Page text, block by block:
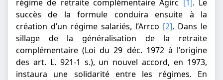
régime de retraite complémentaire Agirc [1]. Le
succès de la formule conduira ensuite à la
création d’un régime salariés, l’Arrco [2]. Dans le
sillage de la généralisation de la retraite
complémentaire (Loi du 29 déc. 1972 à l'origine
des art. L. 921-1 s.), un nouvel accord, en 1973,
instaura une solidarité entre les régimes. En